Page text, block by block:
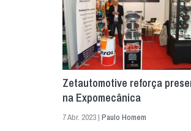
Zetautomotive reforça
na Expomecânica
7 Abr. 2023 | Paulo Homem